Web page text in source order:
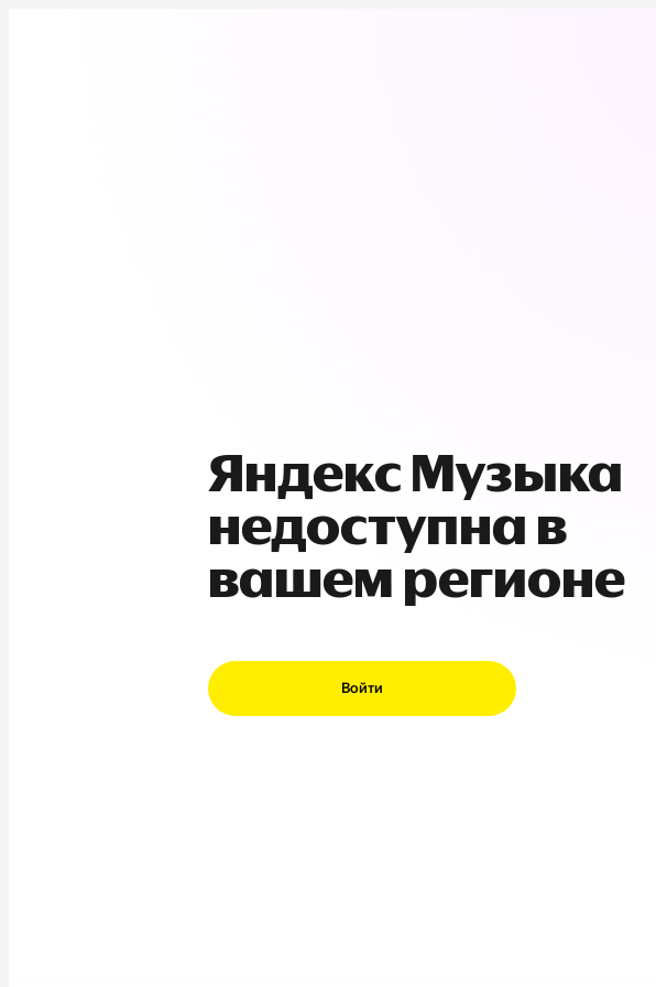
Яндекс Музыка
недоступна в
вашем регионе
Войти